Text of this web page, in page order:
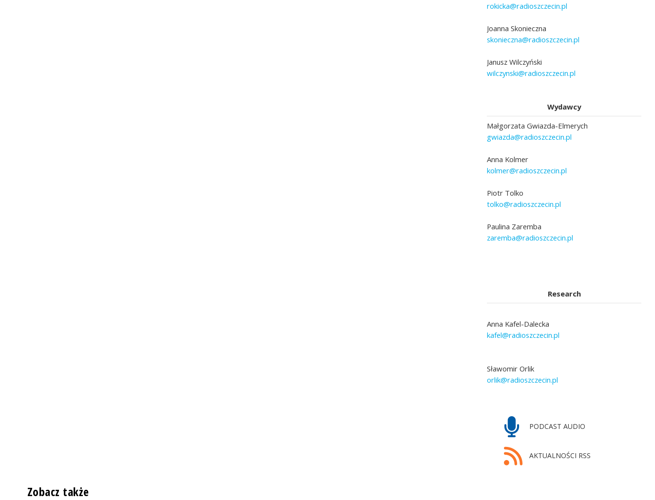
rokicka@radioszczecin.pl
Joanna Skonieczna
skonieczna@radioszczecin.pl
Janusz Wilczyński
wilczynski@radioszczecin.pl
Wydawcy
Małgorzata Gwiazda-Elmerych
gwiazda@radioszczecin.pl
Anna Kolmer
kolmer@radioszczecin.pl
Piotr Tolko
tolko@radioszczecin.pl
Paulina Zaremba
zaremba@radioszczecin.pl
Research
Anna Kafel-Dalecka
kafel@radioszczecin.pl
Sławomir Orlik
orlik@radioszczecin.pl
PODCAST AUDIO
AKTUALNOŚCI RSS
Zobacz także